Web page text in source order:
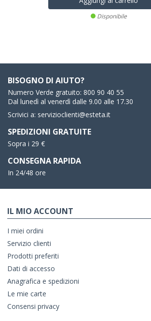
Disponibile
BISOGNO DI AIUTO?
Numero Verde gratuito: 800 90 40 55
Dal lunedì al venerdì dalle 9.00 alle 17.30
Scrivici a: servizioclienti@esteta.it
SPEDIZIONI GRATUITE
Sopra i 29 €
CONSEGNA RAPIDA
In 24/48 ore
IL MIO ACCOUNT
I miei ordini
Servizio clienti
Prodotti preferiti
Dati di accesso
Anagrafica e spedizioni
Le mie carte
Consensi privacy